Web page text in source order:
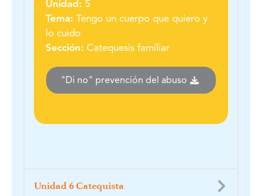
Unidad: 5
Tema: Tengo un cuerpo que quiero y
lo cuido
Sección: Catequesis familiar
"Di no" prevención del abuso
Unidad 6 Catequista